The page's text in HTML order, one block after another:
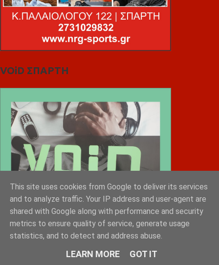
VOiD ΣΠΑΡΤΗ
This site uses cookies from Google to deliver its services
and to analyze traffic. Your IP address and user-agent are
shared with Google along with performance and security
metrics to ensure quality of service, generate usage
statistics, and to detect and address abuse.
LEARN MORE GOT IT